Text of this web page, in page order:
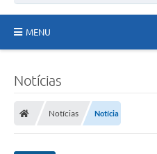
MENU
Secretarias
Notícias
Notícias Notícia